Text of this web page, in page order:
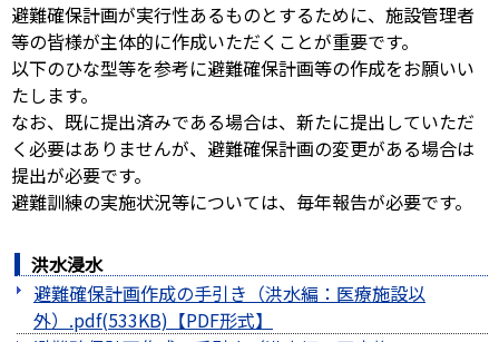
避難確保計画が実行性あるものとするために、施設管理者
等の皆様が主体的に作成いただくことが重要です。
以下のひな型等を参考に避難確保計画等の作成をお願いい
たします。
なお、既に提出済みである場合は、新たに提出していただ
く必要はありませんが、避難確保計画の変更がある場合は
提出が必要です。
避難訓練の実施状況等については、毎年報告が必要です。
洪水浸水
避難確保計画作成の手引き（洪水編：医療施設以
外）.pdf(533KB)